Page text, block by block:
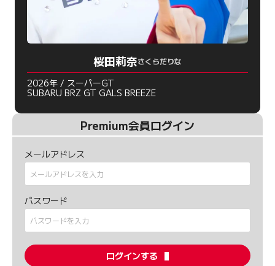
桜田莉奈さくらだりな
2026年 / スーパーGT
SUBARU BRZ GT GALS BREEZE
Premium会員ログイン
メールアドレス
パスワード
ログインする